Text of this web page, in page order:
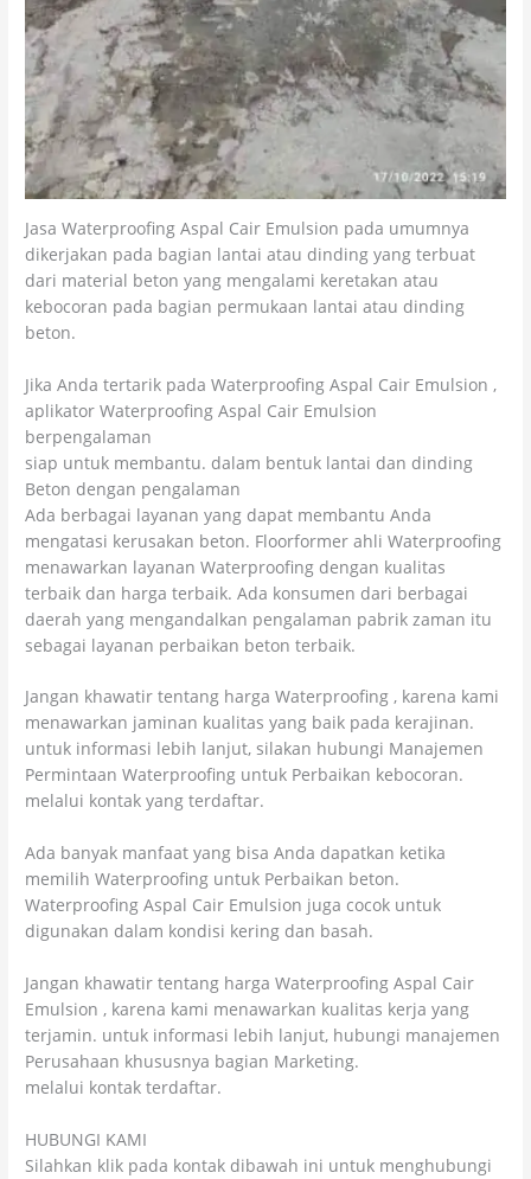
Jasa Waterproofing Aspal Cair Emulsion pada umumnya
dikerjakan pada bagian lantai atau dinding yang terbuat
dari material beton yang mengalami keretakan atau
kebocoran pada bagian permukaan lantai atau dinding
beton.
Jika Anda tertarik pada Waterproofing Aspal Cair Emulsion ,
aplikator Waterproofing Aspal Cair Emulsion
berpengalaman
siap untuk membantu. dalam bentuk lantai dan dinding
Beton dengan pengalaman
Ada berbagai layanan yang dapat membantu Anda
mengatasi kerusakan beton. Floorformer ahli Waterproofing
menawarkan layanan Waterproofing dengan kualitas
terbaik dan harga terbaik. Ada konsumen dari berbagai
daerah yang mengandalkan pengalaman pabrik zaman itu
sebagai layanan perbaikan beton terbaik.
Jangan khawatir tentang harga Waterproofing , karena kami
menawarkan jaminan kualitas yang baik pada kerajinan.
untuk informasi lebih lanjut, silakan hubungi Manajemen
Permintaan Waterproofing untuk Perbaikan kebocoran.
melalui kontak yang terdaftar.
Ada banyak manfaat yang bisa Anda dapatkan ketika
memilih Waterproofing untuk Perbaikan beton.
Waterproofing Aspal Cair Emulsion juga cocok untuk
digunakan dalam kondisi kering dan basah.
Jangan khawatir tentang harga Waterproofing Aspal Cair
Emulsion , karena kami menawarkan kualitas kerja yang
terjamin. untuk informasi lebih lanjut, hubungi manajemen
Perusahaan khususnya bagian Marketing.
melalui kontak terdaftar.
HUBUNGI KAMI
Silahkan klik pada kontak dibawah ini untuk menghubungi